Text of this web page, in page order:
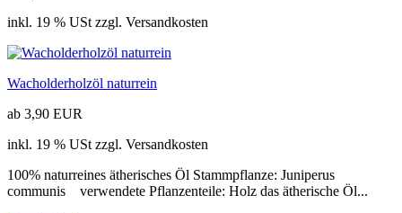
inkl. 19 % USt zzgl. Versandkosten
Wacholderholzöl naturrein
ab 3,90 EUR
inkl. 19 % USt zzgl. Versandkosten
100% naturreines ätherisches Öl Stammpflanze: Juniperus
communis verwendete Pflanzenteile: Holz das ätherische Öl...